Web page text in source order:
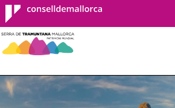
Consell de
Mallorca